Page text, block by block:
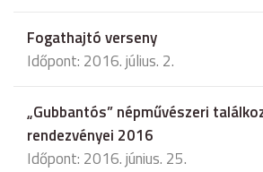
Fogathajtó verseny
Időpont: 2016. július. 2.
„Gubbantós” népművészeri
rendezvényei 2016
Időpont: 2016. június. 25.